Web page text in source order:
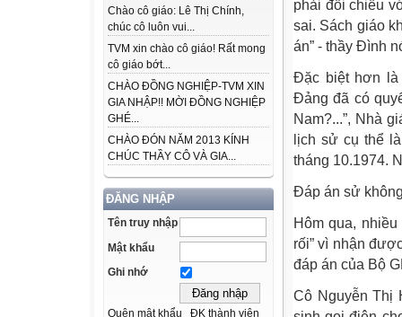
Chào cô giáo: Lê Thị Chính,
chúc cô luôn vui...
TVM xin chào cô giáo! Rất mong
cô giáo bớt...
CHÀO ĐỒNG NGHIỆP-TVM XIN
GIA NHẬP!! MỜI ĐỒNG NGHIỆP
GHÉ...
CHÀO ĐÓN NĂM 2013 KÍNH
CHÚC THẦY CÔ VÀ GIA...
ĐĂNG NHẬP
Tên truy nhập
Mật khẩu
Ghi nhớ
Quên mật khẩu ĐK thành viên
phải đối chiếu
sai. Sách giáo
án” - thầy Đình
Đặc biệt hơn là
Đảng đã có
Nam?...”, Nhà
lịch sử cụ thể
tháng 10.1974.
Đáp án sử
Hôm qua,
rối” vì nhận
đáp án của Bộ
Cô Nguyễn Thị